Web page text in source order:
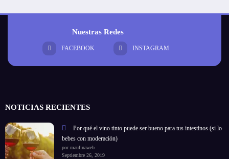
Nuestras Redes
FACEBOOK INSTAGRAM
NOTICIAS RECIENTES
Por qué el vino tinto puede ser bueno para tus intestinos (si lo
bebes con moderación)
por maulinaweb
Septiembre 26, 2019